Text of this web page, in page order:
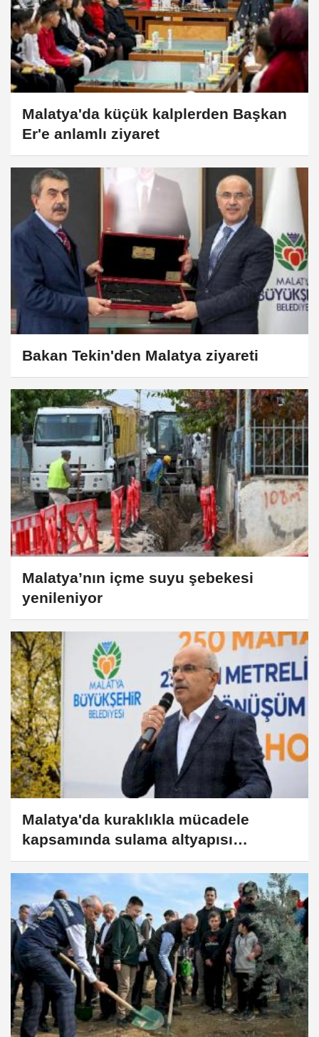
Malatya'da küçük kalplerden Başkan
Er'e anlamlı ziyaret
Bakan Tekin'den Malatya ziyareti
Malatya’nın içme suyu şebekesi
yenileniyor
Malatya'da kuraklıkla mücadele
kapsamında sulama altyapısı
güçlendiriliyor